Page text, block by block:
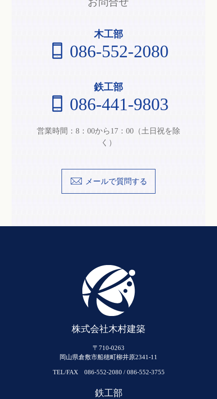
木工部
086-552-2080
鉄工部
086-441-9803
営業時間：8：00から17：00（土日祝を除
く）
メールで質問する
株式会社木村建築
〒710-0263
岡山県倉敷市船穂町柳井原2341-11
TEL/FAX 086-552-2080 / 086-552-3755
鉄工部